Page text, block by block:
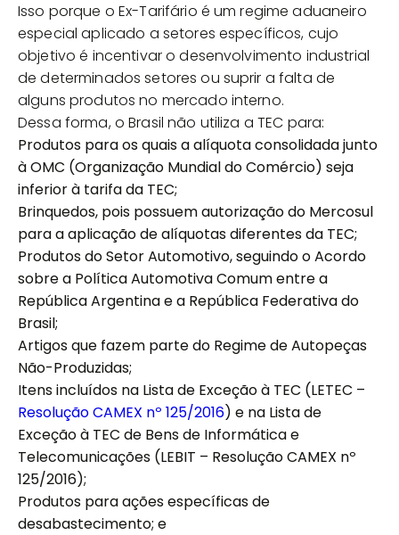
Isso porque o Ex-Tarifário é um regime aduaneiro
especial aplicado a setores específicos, cujo
objetivo é incentivar o desenvolvimento industrial
de determinados setores ou suprir a falta de
alguns produtos no mercado interno.
Dessa forma, o Brasil não utiliza a TEC para:
Produtos para os quais a alíquota consolidada junto
à OMC (Organização Mundial do Comércio) seja
inferior à tarifa da TEC;
Brinquedos, pois possuem autorização do Mercosul
para a aplicação de alíquotas diferentes da TEC;
Produtos do Setor Automotivo, seguindo o Acordo
sobre a Política Automotiva Comum entre a
República Argentina e a República Federativa do
Brasil;
Artigos que fazem parte do Regime de Autopeças
Não-Produzidas;
Itens incluídos na Lista de Exceção à TEC (LETEC –
Resolução CAMEX nº 125/2016) e na Lista de
Exceção à TEC de Bens de Informática e
Telecomunicações (LEBIT – Resolução CAMEX nº
125/2016);
Produtos para ações específicas de
desabastecimento; e